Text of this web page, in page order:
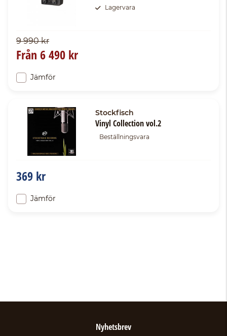
Lagervara
9 990 kr
Från 6 490 kr
Jämför
Stockfisch
Vinyl Collection vol.2
Beställningsvara
369 kr
Jämför
Nyhetsbrev